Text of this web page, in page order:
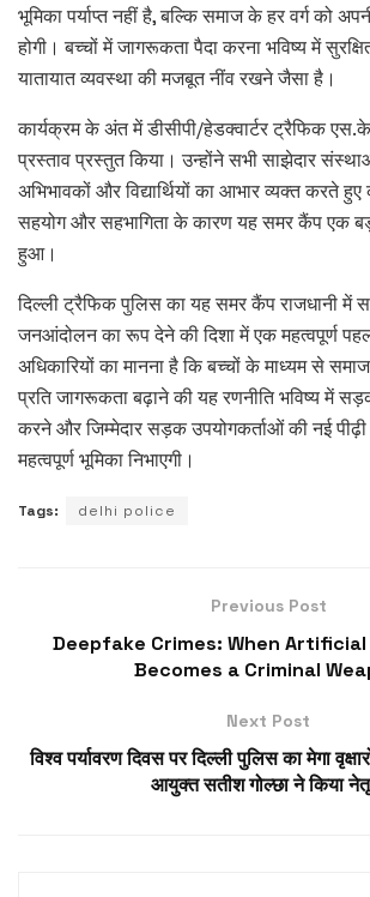
भूमिका पर्याप्त नहीं है, बल्कि समाज के हर वर्ग को
होगी। बच्चों में जागरूकता पैदा करना भविष्य में
यातायात व्यवस्था की मजबूत नींव रखने जैसा है।
कार्यक्रम के अंत में डीसीपी/हेडक्वार्टर ट्रैफिक
प्रस्ताव प्रस्तुत किया। उन्होंने सभी साझेदार
अभिभावकों और विद्यार्थियों का आभार व्यक्त करते
सहयोग और सहभागिता के कारण यह समर कैंप एक
हुआ।
दिल्ली ट्रैफिक पुलिस का यह समर कैंप राजधानी में
जनआंदोलन का रूप देने की दिशा में एक महत्वपूर्ण पहल
अधिकारियों का मानना है कि बच्चों के माध्यम से
प्रति जागरूकता बढ़ाने की यह रणनीति भविष्य में
करने और जिम्मेदार सड़क उपयोगकर्ताओं की नई
महत्वपूर्ण भूमिका निभाएगी।
Tags: delhi police
Previous Post
Deepfake Crimes: When
Becomes a Criminal
Next Post
विश्व पर्यावरण दिवस पर दिल्ली पुलिस का मेगा
आयुक्त सतीश गोल्छा ने किया